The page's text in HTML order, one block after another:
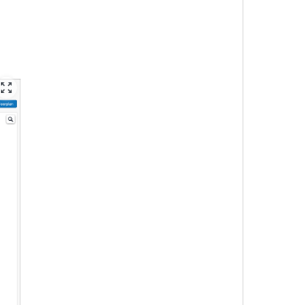
zoom_out_map